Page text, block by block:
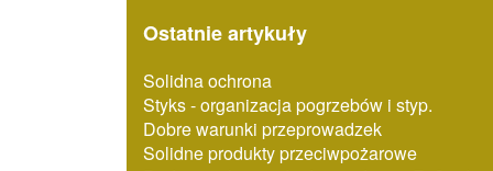
Ostatnie artykuły
Solidna ochrona
Styks - organizacja pogrzebów i styp.
Dobre warunki przeprowadzek
Solidne produkty przeciwpożarowe